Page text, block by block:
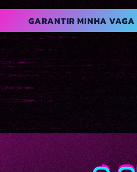
GARANTIR MINHA VAGA